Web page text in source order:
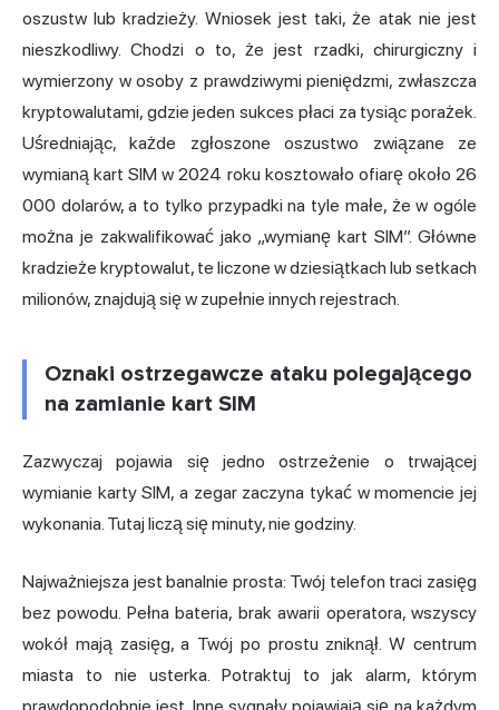
oszustw lub kradzieży. Wniosek jest taki, że atak nie jest
nieszkodliwy. Chodzi o to, że jest rzadki, chirurgiczny i
wymierzony w osoby z prawdziwymi pieniędzmi, zwłaszcza
kryptowalutami, gdzie jeden sukces płaci za tysiąc porażek.
Uśredniając, każde zgłoszone oszustwo związane ze
wymianą kart SIM w 2024 roku kosztowało ofiarę około 26
000 dolarów, a to tylko przypadki na tyle małe, że w ogóle
można je zakwalifikować jako „wymianę kart SIM”. Główne
kradzieże kryptowalut, te liczone w dziesiątkach lub setkach
milionów, znajdują się w zupełnie innych rejestrach.
Oznaki ostrzegawcze ataku polegającego
na zamianie kart SIM
Zazwyczaj pojawia się jedno ostrzeżenie o trwającej
wymianie karty SIM, a zegar zaczyna tykać w momencie jej
wykonania. Tutaj liczą się minuty, nie godziny.
Najważniejsza jest banalnie prosta: Twój telefon traci zasięg
bez powodu. Pełna bateria, brak awarii operatora, wszyscy
wokół mają zasięg, a Twój po prostu zniknął. W centrum
miasta to nie usterka. Potraktuj to jak alarm, którym